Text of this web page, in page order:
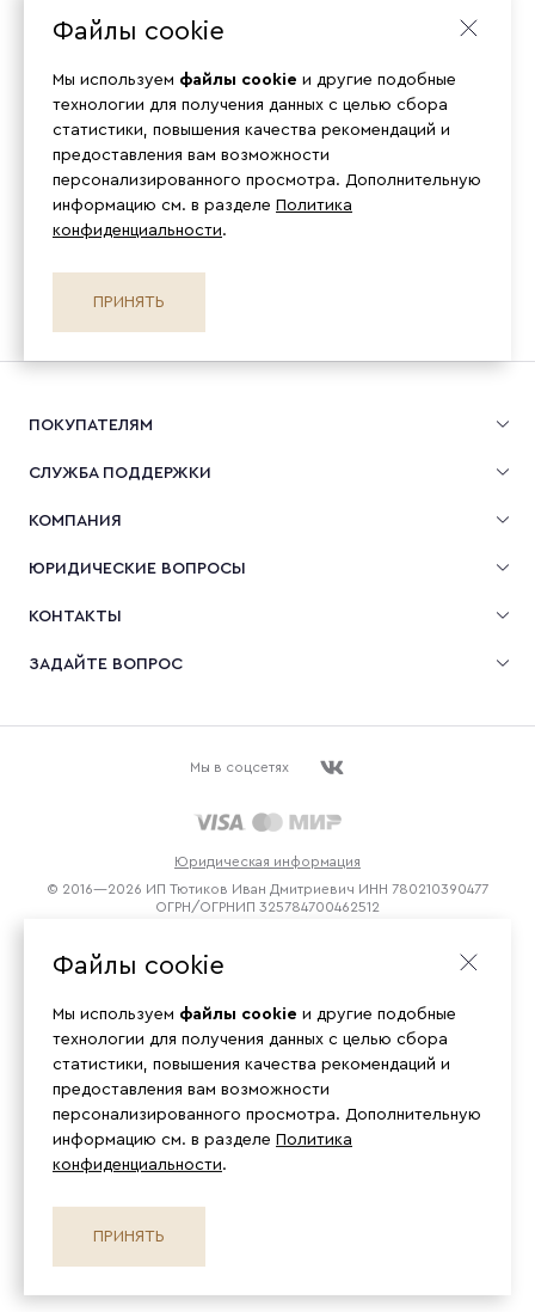
Файлы cookie
Мы используем файлы cookie и другие подобные
технологии для получения данных с целью сбора
статистики, повышения качества рекомендаций и
предоставления вам возможности
персонализированного просмотра. Дополнительную
информацию см. в разделе Политика
конфиденциальности.
ПРИНЯТЬ
ПОКУПАТЕЛЯМ
СЛУЖБА ПОДДЕРЖКИ
КОМПАНИЯ
ЮРИДИЧЕСКИЕ ВОПРОСЫ
ЗАДАЙТЕ ВОПРОС
КОНТАКТЫ
© 2016—2026 ИП Тютиков Иван Дмитриевич ИНН 780210390477
ОГРН/ОГРНИП 325784700462512
Юридическая информация
Мы в соцсетях
Файлы cookie
Мы используем файлы cookie и другие подобные
технологии для получения данных с целью сбора
статистики, повышения качества рекомендаций и
предоставления вам возможности
персонализированного просмотра. Дополнительную
информацию см. в разделе Политика
конфиденциальности.
ПРИНЯТЬ